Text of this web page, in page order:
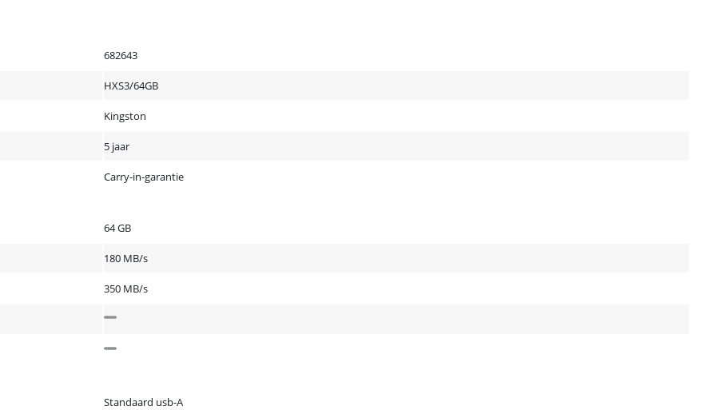
682643
HXS3/64GB
Kingston
5 jaar
Carry-in-garantie
64 GB
180 MB/s
350 MB/s
Standaard usb-A